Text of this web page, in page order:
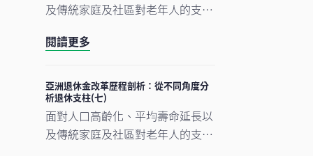
及傳統家庭及社區對老年人的支援
退休金改革。
閱讀更多
亞洲退休金改革歷程剖析：從不同角度分
析退休支柱(七)
面對人口高齡化、平均壽命延長以
及傳統家庭及社區對老年人的支援